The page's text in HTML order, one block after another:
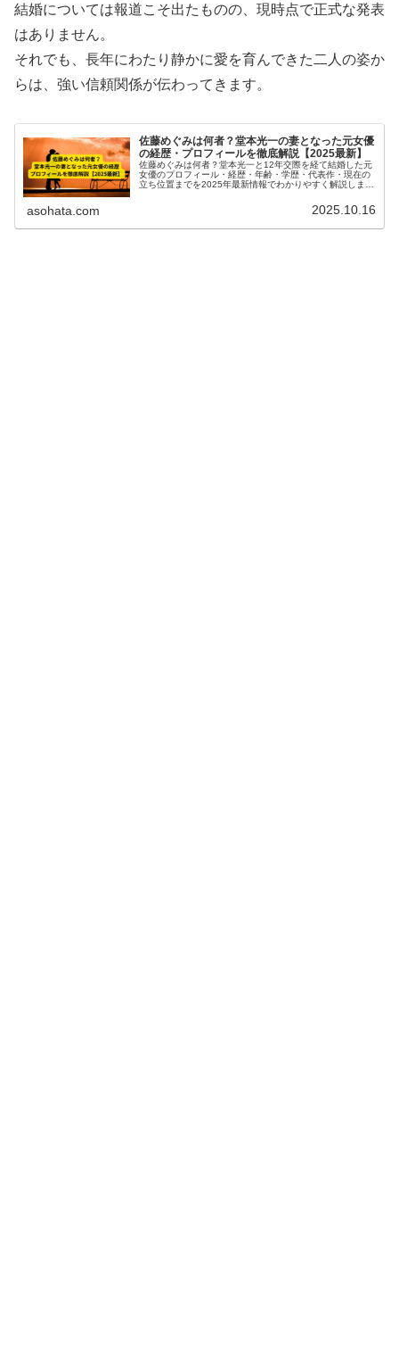
結婚については報道こそ出たものの、現時点で正式な発表
はありません。
それでも、長年にわたり静かに愛を育んできた二人の姿か
らは、強い信頼関係が伝わってきます。
佐藤めぐみは何者？堂本光一の妻となった元女優
の経歴・プロフィールを徹底解説【2025最新】
佐藤めぐみは何者？堂本光一と12年交際を経て結婚した元
女優のプロフィール・経歴・年齢・学歴・代表作・現在の
立ち位置までを2025年最新情報でわかりやすく解説しま
asohata.com 2025.10.16